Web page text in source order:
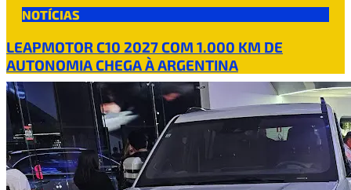
NOTÍCIAS
LEAPMOTOR C10 2027 COM 1.000 KM DE
AUTONOMIA CHEGA À ARGENTINA